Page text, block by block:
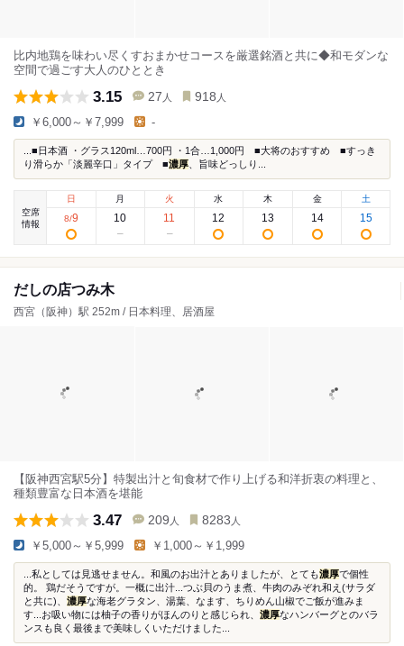
比内地鶏を味わい尽くすおまかせコースを厳選銘酒と共に◆和モダンな
空間で過ごす大人のひととき
3.15 27 人 918 人
￥6,000～￥7,999 -
...■日本酒 ・グラス120ml…700円 ・1合…1,000円 ■大将のおすすめ ■すっき
り滑らか「淡麗辛口」タイプ ■濃厚 、旨味どっしり...
空席
情報
日
8/9
月
10
火
11
水
12
木
13
金
14
土
15
だしの店つみ木
西宮（阪神）駅 252m / 日本料理、居酒屋
【阪神西宮駅5分】特製出汁と旬食材で作り上げる和洋折衷の料理と、
種類豊富な日本酒を堪能
3.47 209 人 8283 人
￥5,000～￥5,999 ￥1,000～￥1,999
...私としては見逃せません。和風のお出汁とありましたが、とても濃厚で個性
的。 鶏だそうですが。一概に出汁...つぶ貝のうま煮、牛肉のみぞれ和え(サラダ
と共に)、 濃厚な海老グラタン、湯葉、なます、ちりめん山椒でご飯が進みま
す...お吸い物には柚子の香りがほんのりと感じられ、 濃厚なハンバーグとのバラ
ンスも良く最後まで美味しくいただけました...